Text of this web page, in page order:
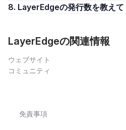
8. LayerEdgeの発行数を教えて
LayerEdgeの関連情報
ウェブサイト
コミュニティ
免責事項